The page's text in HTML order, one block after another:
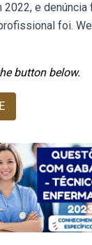
e
foi.
button below.